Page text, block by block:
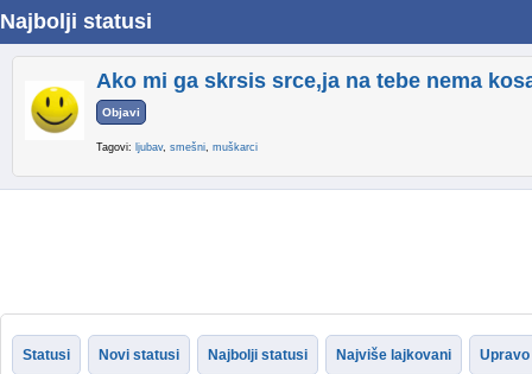
Najbolji statusi
Ako mi ga skrsis srce,ja na tebe nema
Objavi
Tagovi: ljubav, smešni, muškarci
Statusi Novi statusi Najbolji statusi Najviše lajkovani